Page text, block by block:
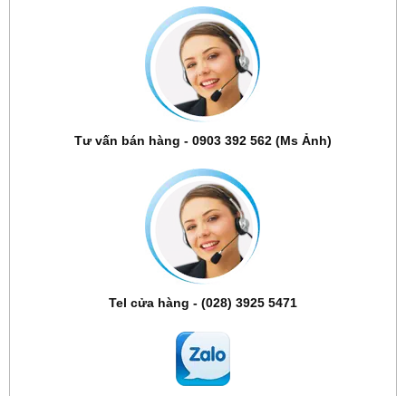
Tư vấn bán hàng - 0903 392 562 (Ms Ảnh)
Tel cửa hàng - (028) 3925 5471